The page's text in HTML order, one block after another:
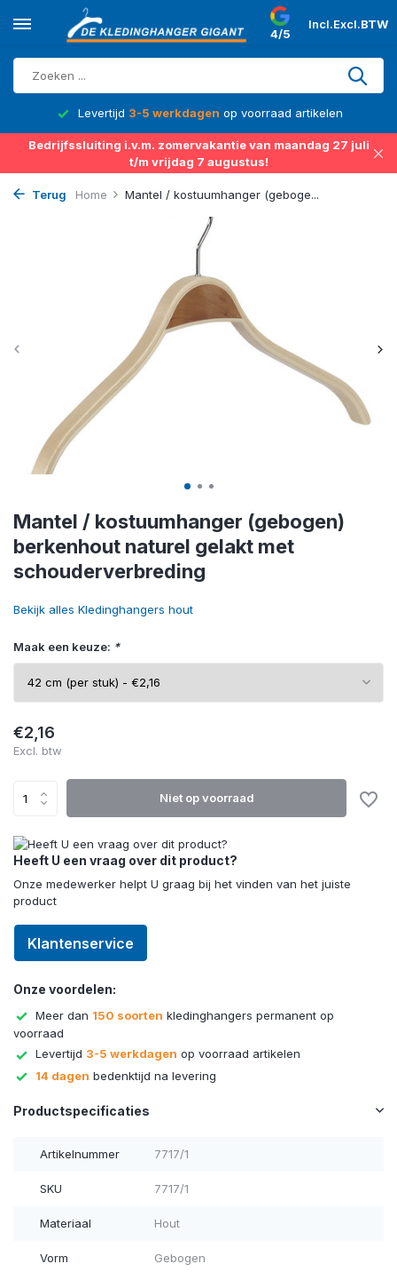
4/5
Incl.Excl.BTW
Levertijd 3-5 werkdagen op voorraad artikelen
Bedrijfssluiting i.v.m. zomervakantie van maandag 27 juli
t/m vrijdag 7 augustus!
Terug Home Mantel / kostuumhanger (geboge...
Mantel / kostuumhanger (gebogen)
berkenhout naturel gelakt met
schouderverbreding
Bekijk alles Kledinghangers hout
Maak een keuze: *
€2,16
Excl. btw
Niet op voorraad
Heeft U een vraag over dit product?
Onze medewerker helpt U graag bij het vinden van het juiste
product
Klantenservice
Onze voordelen:
Meer dan 150 soorten kledinghangers permanent op
voorraad
Levertijd 3-5 werkdagen op voorraad artikelen
14 dagen bedenktijd na levering
Productspecificaties
Artikelnummer 7717/1
SKU 7717/1
Materiaal Hout
Vorm Gebogen